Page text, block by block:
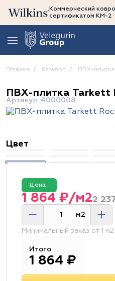
Коммерческий
сертификатом КМ-2
Главная Каталог ПВХ-плитка
ПВХ-плитка Tarkett
Артикул: 4000008
Цвет
Цена :
2
1 864 ₽/м2
м2
Минимальный заказ от 1 м2
Итого
1 864 ₽